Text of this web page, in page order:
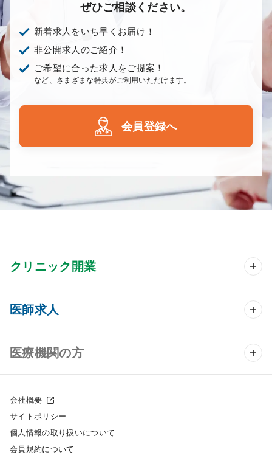
ぜひご相談ください。
新着求人をいち早くお届け！
非公開求人のご紹介！
ご希望に合った求人をご提案！
など、さまざまな特典がご利用いただけます。
会員登録へ
クリニック開業
クリニック開業 TOP
クリニック物件検索
クリニックの開業スタイル
クリニック開業までの流れ
医師求人
医師求人 TOP
常勤求人検索
非常勤求人検索
スポット求人検索
医療機関の方
採用をお考えの医療機関の方
会社概要
サイトポリシー
個人情報の取り扱いについて
会員規約について